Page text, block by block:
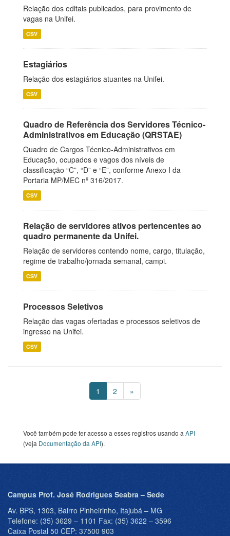
Relação dos editais publicados, para provimento de
vagas na Unifei.
CSV
Estagiários
Relação dos estagiários atuantes na Unifei.
CSV
Quadro de Referência dos Servidores Técnico-
Administrativos em Educação (QRSTAE)
Quadro de Cargos Técnico-Administrativos em
Educação, ocupados e vagos dos níveis de
classificação “C”, “D” e “E”, conforme Anexo I da
Portaria MP/MEC nº 316/2017.
CSV
Relação de servidores ativos pertencentes ao
quadro permanente da Unifei.
Relação de servidores contendo nome, cargo, titulação,
regime de trabalho/jornada semanal, campi.
CSV
Processos Seletivos
Relação das vagas ofertadas e processos seletivos de
ingresso na Unifei.
CSV
1 2 »
Você também pode ter acesso a esses registros usando a API
(veja Documentação da API).
Campus Prof. José Rodrigues Seabra – Sede
Av. BPS, 1303, Bairro Pinheirinho, Itajubá – MG
Telefone: (35) 3629 – 1101 Fax: (35) 3622 – 3596
Caixa Postal 50 CEP: 37500 903